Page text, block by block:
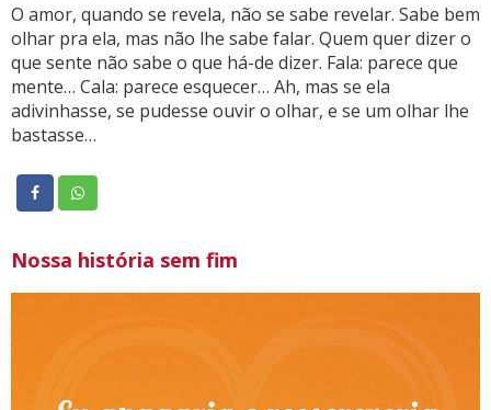
O amor, quando se revela, não se sabe revelar. Sabe bem
olhar pra ela, mas não lhe sabe falar. Quem quer dizer o
que sente não sabe o que há-de dizer. Fala: parece que
mente… Cala: parece esquecer… Ah, mas se ela
adivinhasse, se pudesse ouvir o olhar, e se um olhar lhe
bastasse…
Nossa história sem fim